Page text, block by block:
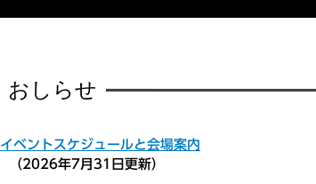
おしらせ
イベントスケジュールと会場案内
2026年7月31日更新